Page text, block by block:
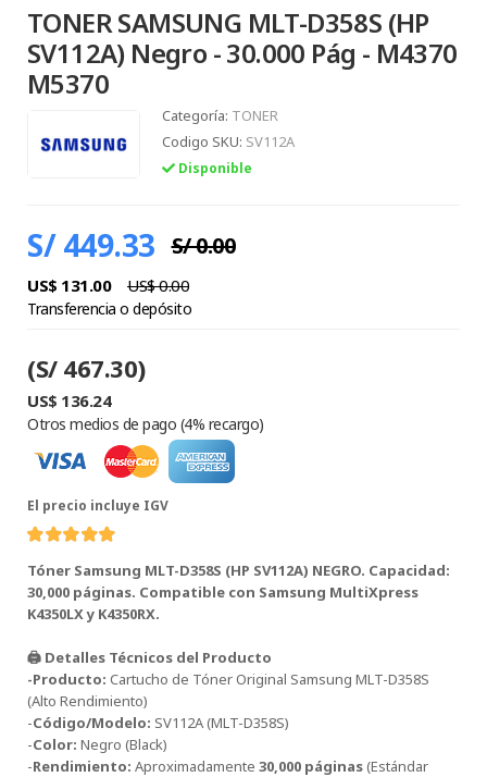
TONER SAMSUNG MLT-D358S (HP
SV112A) Negro - 30.000 Pág - M4370
M5370
Categoría: TONER
Codigo SKU: SV112A
Disponible
S/ 449.33 S/ 0.00
US$ 131.00 US$ 0.00
Transferencia o depósito
(S/ 467.30)
US$ 136.24
Otros medios de pago (4% recargo)
El precio incluye IGV
Tóner Samsung MLT-D358S (HP SV112A) NEGRO. Capacidad:
30,000 páginas. Compatible con Samsung MultiXpress
K4350LX y K4350RX.
🖨️ Detalles Técnicos del Producto
-Producto: Cartucho de Tóner Original Samsung MLT-D358S
(Alto Rendimiento)
-Código/Modelo: SV112A (MLT-D358S)
-Color: Negro (Black)
-Rendimiento: Aproximadamente 30,000 páginas(Estándar